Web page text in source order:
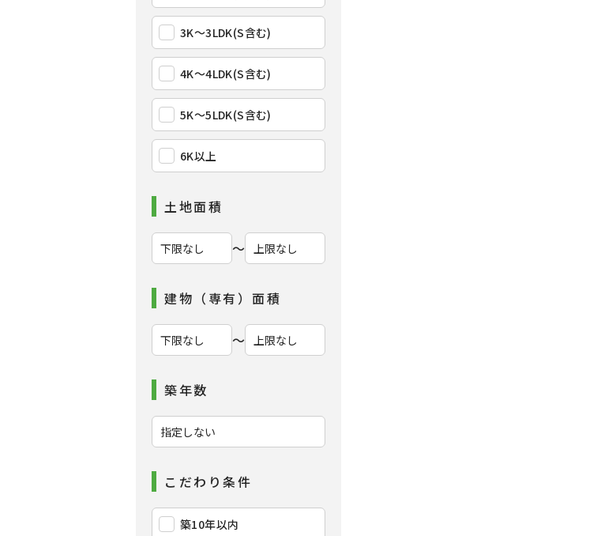
3K〜3LDK(S含む)
4K〜4LDK(S含む)
5K〜5LDK(S含む)
6K以上
土地面積
〜
建物（専有）面積
〜
築年数
こだわり条件
築10年以内